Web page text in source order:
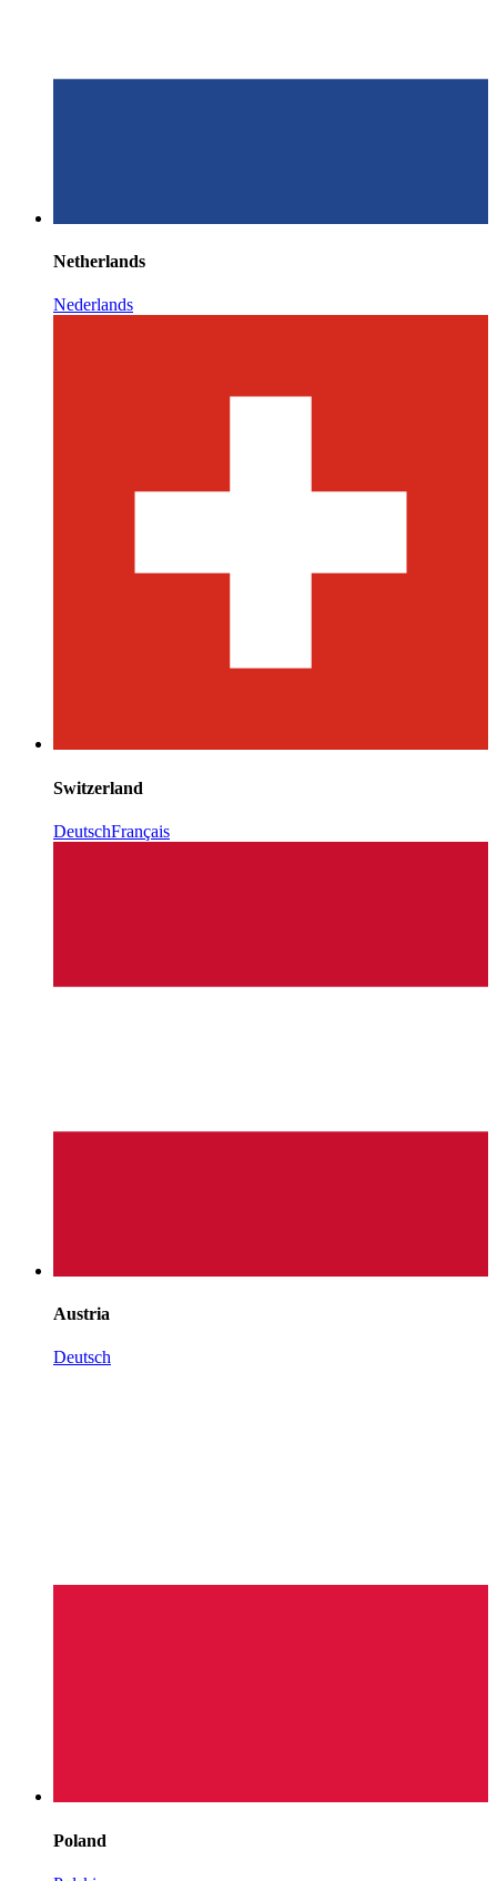
Netherlands
Nederlands
Switzerland
DeutschFrançais
Austria
Deutsch
Poland